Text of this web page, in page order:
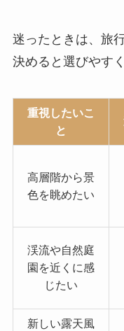
迷ったときは、旅
決めると選びやす
重視したいこ
と
高層階から景
色を眺めたい
渓流や自然庭
園を近くに感
じたい
新しい露天風